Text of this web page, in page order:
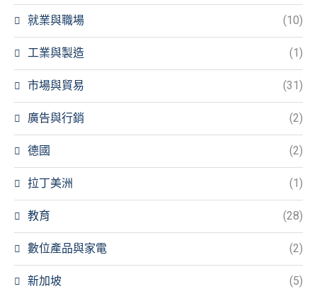
就業與職場 (10)
工業與製造 (1)
市場與貿易 (31)
廣告與行銷 (2)
德國 (2)
拉丁美洲 (1)
教育 (28)
數位產品與家電 (2)
新加坡 (5)